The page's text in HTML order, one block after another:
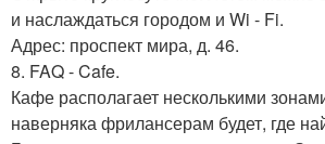
и наслаждаться городом и Wi - Fi.
Адрес: проспект мира, д. 46.
8. FAQ - Cafe.
Кафе располагает несколькими
наверняка фрилансерам будет, где